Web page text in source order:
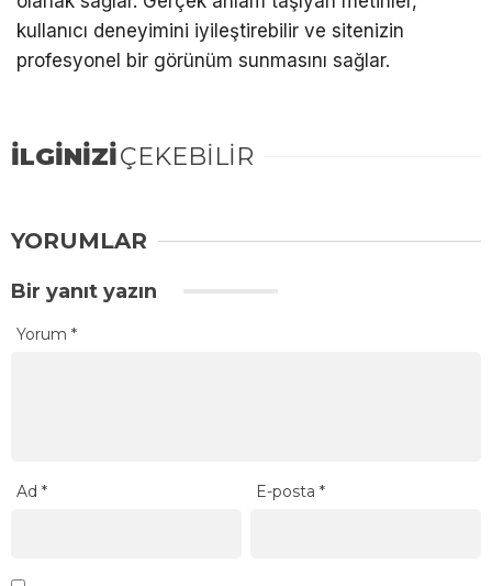
kullanıcı deneyimini iyileştirebilir ve sitenizin
profesyonel bir görünüm sunmasını sağlar.
İLGİNİZİÇEKEBİLİR
YORUMLAR
Bir yanıt yazın
Yorum *
Ad * E-posta*